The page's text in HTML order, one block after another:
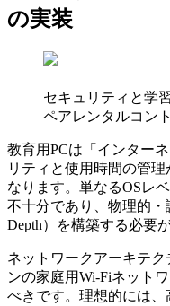
の実装
セキュリティと学
ペアレンタルコン
教育用PCは「インター
リティと使用時間の管
なります。単なるOSレ
不十分であり、物理的・
Depth）を構築する必要
ネットワークアーキテ
ンの家庭用Wi-Fiネット
べきです。理想的には